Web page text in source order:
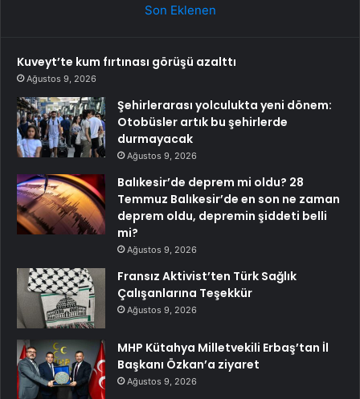
Son Eklenen
Kuveyt’te kum fırtınası görüşü azalttı
Ağustos 9, 2026
Şehirlerarası yolculukta yeni dönem:
Otobüsler artık bu şehirlerde
durmayacak
Ağustos 9, 2026
Balıkesir’de deprem mi oldu? 28
Temmuz Balıkesir’de en son ne zaman
deprem oldu, depremin şiddeti belli
mi?
Ağustos 9, 2026
Fransız Aktivist’ten Türk Sağlık
Çalışanlarına Teşekkür
Ağustos 9, 2026
MHP Kütahya Milletvekili Erbaş’tan İl
Başkanı Özkan’a ziyaret
Ağustos 9, 2026